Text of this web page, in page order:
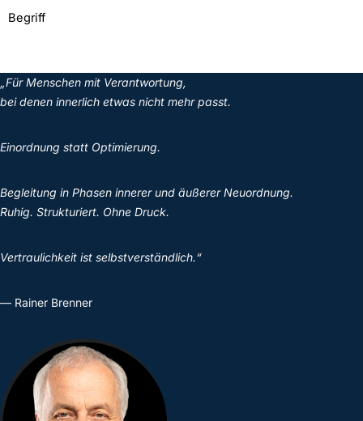
Begriff
„Für Menschen mit Verantwortung,
bei denen innerlich etwas nicht mehr passt.
Einordnung statt Optimierung.
Begleitung in Phasen innerer und äußerer Neuordnung.
Ruhig. Strukturiert. Ohne Druck.
Vertraulichkeit ist selbstverständlich.“
— Rainer Brenner